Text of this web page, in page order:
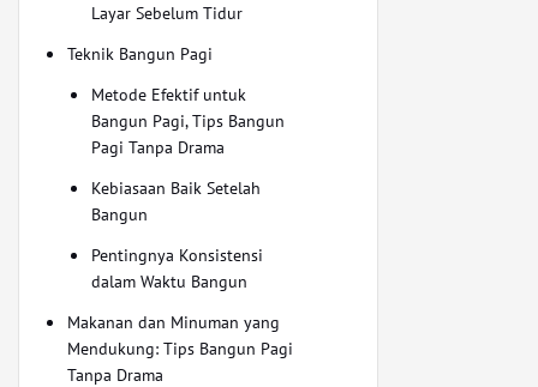
Layar Sebelum Tidur
Teknik Bangun Pagi
Metode Efektif untuk
Bangun Pagi, Tips Bangun
Pagi Tanpa Drama
Kebiasaan Baik Setelah
Bangun
Pentingnya Konsistensi
dalam Waktu Bangun
Makanan dan Minuman yang
Mendukung: Tips Bangun Pagi
Tanpa Drama